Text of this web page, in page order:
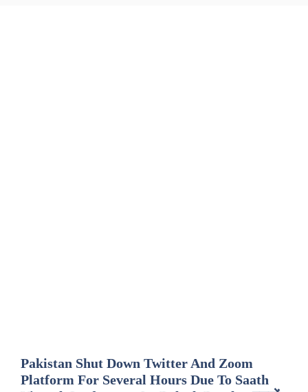
Pakistan Shut Down Twitter And Zoom
Platform For Several Hours Due To Saath